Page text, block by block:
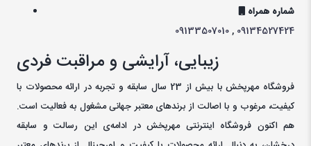
شماره همراه
09133507010, 09134527424
زیبایی، آرایشی و مراقبت فردی
فروشگاه مهرپخش با بیش از 23 سال سابقه و تجربه در ارائه محصولات با
کيفيت، مرغوب و با اصالت از برندهای معتبر جهانی مشغول به فعاليت است.
هم اکنون فروشگاه اینترنتی مهرپخش در ادامه‌ی اين رسالت و سابقه